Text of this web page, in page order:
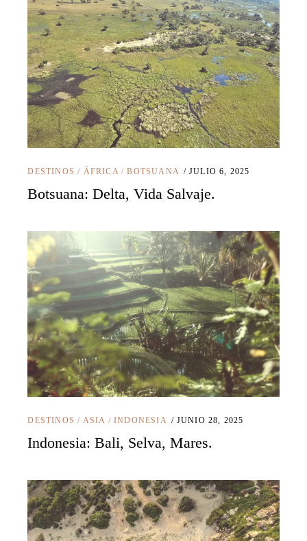
DESTINOS / ÁFRICA/BOTSUANA JULIO 6, 2025
Botsuana: Delta, Vida Salvaje.
DESTINOS / ASIA / INDONESIA JUNIO 28, 2025
Indonesia: Bali, Selva, Mares.